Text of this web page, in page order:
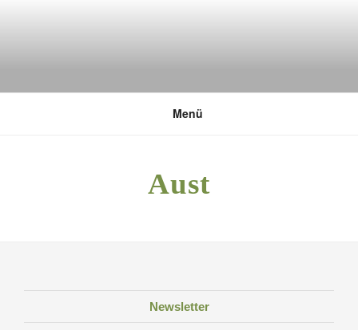
DEUTSCHE UMWELTSTIFTUNG
Menü
Aust
Newsletter